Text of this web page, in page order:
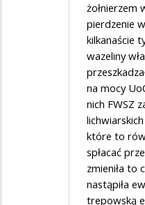
żołnierzem
pierdzenie
kilkanaście
wazeliny
na mocy
nich FWSZ
które to
spłacać
zmieniła to
nastąpiła
trepowską